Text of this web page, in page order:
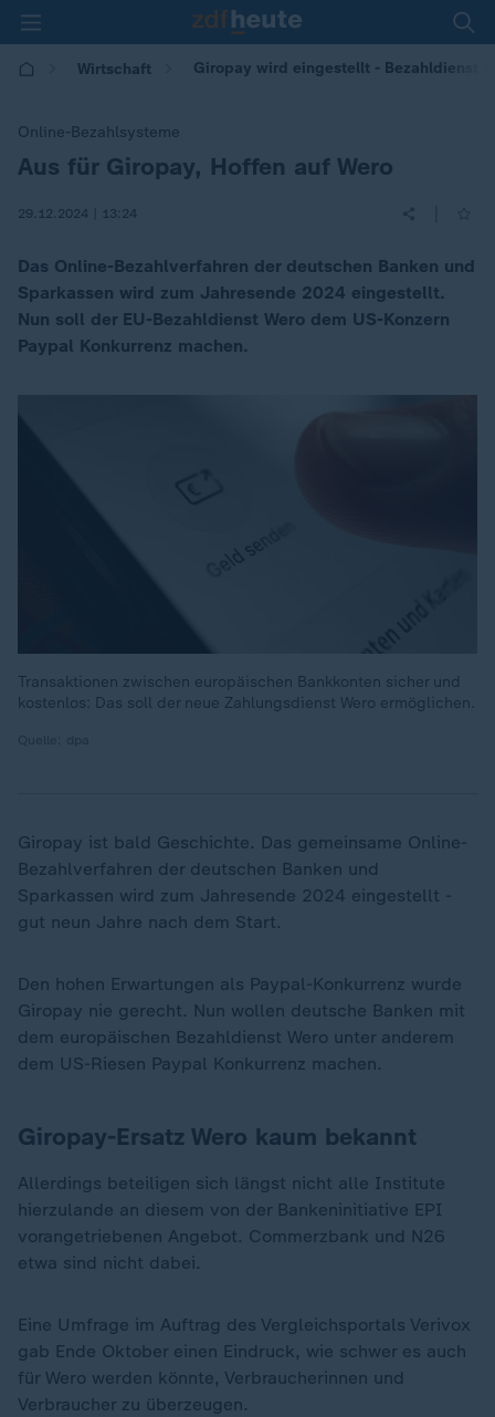
Wirtschaft Giropay wird eingestellt - Bezahldienst
Online-Bezahlsysteme
:
Aus für Giropay, Hoffen auf Wero
29.12.2024 | 13:24
Das Online-Bezahlverfahren der deutschen Banken und
Sparkassen wird zum Jahresende 2024 eingestellt.
Nun soll der EU-Bezahldienst Wero dem US-Konzern
Paypal Konkurrenz machen.
Transaktionen zwischen europäischen Bankkonten sicher und
kostenlos: Das soll der neue Zahlungsdienst Wero ermöglichen.
Giropay ist bald Geschichte. Das gemeinsame Online-
Bezahlverfahren der deutschen Banken und
Sparkassen wird zum Jahresende 2024 eingestellt -
gut neun Jahre nach dem Start.
Den hohen Erwartungen als Paypal-Konkurrenz wurde
Giropay nie gerecht. Nun wollen deutsche Banken mit
dem europäischen Bezahldienst Wero unter anderem
dem US-Riesen Paypal Konkurrenz machen.
Giropay-Ersatz Wero kaum bekannt
Allerdings beteiligen sich längst nicht alle Institute
hierzulande an diesem von der Bankeninitiative EPI
vorangetriebenen Angebot. Commerzbank und N26
etwa sind nicht dabei.
Eine Umfrage im Auftrag des Vergleichsportals Verivox
gab Ende Oktober einen Eindruck, wie schwer es auch
für Wero werden könnte, Verbraucherinnen und
Verbraucher zu überzeugen.